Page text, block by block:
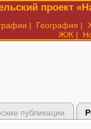
проект
| География |
ЖЖ |
публикации